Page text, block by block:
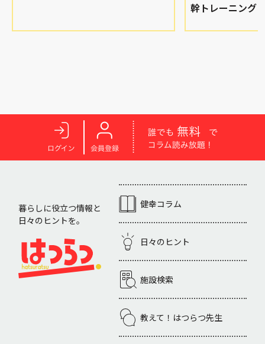
幹トレーニング
暮らしに役立つ情報と
日々のヒントを。
健幸コラム
日々のヒント
施設検索
教えて！はつらつ先生